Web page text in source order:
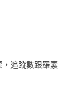
追蹤數跟羅